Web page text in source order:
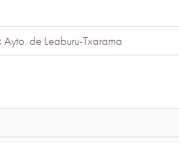
Ayto. de Leaburu-Txarama